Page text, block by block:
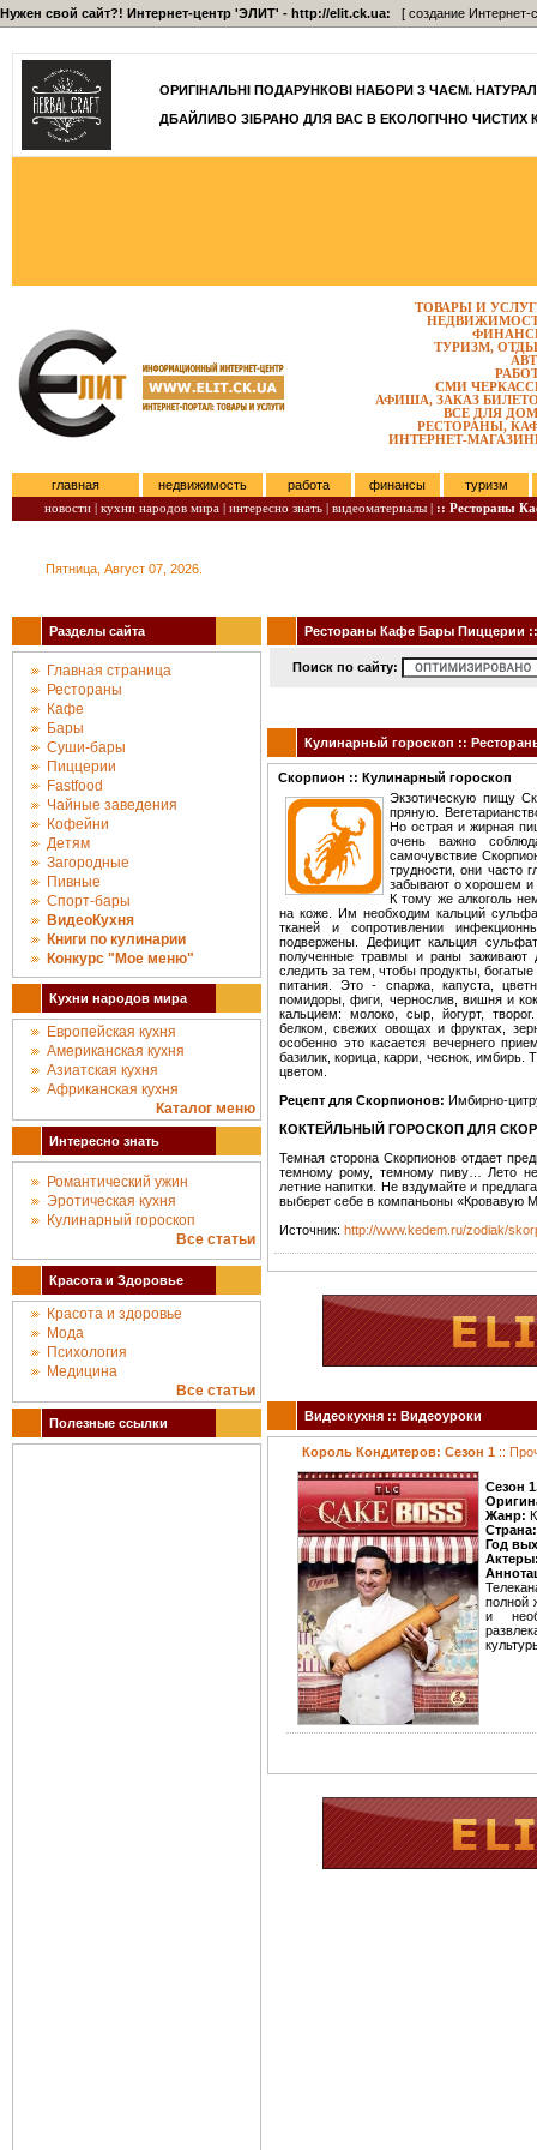
Нужен свой сайт?! Интернет-центр 'ЭЛИТ' - http://elit.ck.ua: [ создание Интернет-
]
ОРИГІНАЛЬНІ ПОДАРУНКОВІ НАБОРИ З ЧАЄМ.
ДБАЙЛИВО ЗІБРАНО ДЛЯ ВАС В ЕКОЛОГІЧНО ЧИСТИХ
ТОВАРЫ И
ТУРИЗМ,
СМИ
АФИША, ЗАКАЗ
ВСЕ ДЛЯ
РЕСТОРАНЫ,
ИНТЕРНЕТ-
главная недвижимость работа финансы
туризм
новости | кухни народов мира | интересно знать | видеоматериалы | :: Рестораны
Пятница, Август 07, 2026.
Разделы сайта
Главная страница
Рестораны
Кафе
Бары
Суши-бары
Пиццерии
Fastfood
Чайные заведения
Кофейни
Детям
Загородные
Пивные
Спорт-бары
ВидеоКухня
Книги по кулинарии
Конкурc "Мое меню"
Кухни народов мира
Европейская кухня
Американская кухня
Азиатская кухня
Африканская кухня
Каталог меню
Интересно знать
Романтический ужин
Эротическая кухня
Кулинарный гороскоп
Все статьи
Красота и Здоровье
Красота и здоровье
Мода
Психология
Медицина
Все статьи
Полезные ссылки
Рестораны Кафе Бары Пиццерии ::
Поиск по сайту:
Кулинарный гороскоп ::
Скорпион :: Кулинарный гороскоп
Экзотическую пищу
пряную.
Но острая и жирная
очень важно
самочувствие
трудности, они часто
забывают о хорошем и
К тому же алкоголь
на коже. Им необходим кальций
тканей и сопротивлении
подвержены. Дефицит кальция
полученные травмы и раны заживают
следить за тем, чтобы продукты,
питания. Это - спаржа, капуста,
помидоры, фиги, чернослив, вишня и
кальцием: молоко, сыр, йогурт,
белком, свежих овощах и фруктах,
особенно это касается вечернего
базилик, корица, карри, чеснок,
цветом.
Рецепт для Скорпионов: Имбирно-
КОКТЕЙЛЬНЫЙ ГОРОСКОП ДЛЯ
Темная сторона Скорпионов отдает
темному рому, темному пиву… Лето
летние напитки. Не вздумайте и
выберет себе в компаньоны «Кровавую
Источник: http://www.kedem.ru/zodiak/
Видеокухня :: Видеоуроки
Король Кондитеров: Сезон 1 ::
Сезон
Жанр:
Страна:
Год
полной
и